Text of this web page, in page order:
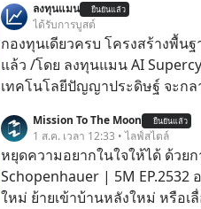
เกิดจากการที่เรามี ‘อิสรภาพ’ แล
มากมาย ซึ่งเมื่อเทียบกับสัตว์แล้ว
ต่างได้ชัดว่าเรามี ‘อำนาจ’ ในก
ใจมากแค่ไหน แต่อิสรภาพ อำนาจ หรือการได้มี
จะรับมือกับความกังวลนี้อย่างไร
แคสต์ 5M EP. นี้ #goodtime #5minutespodcast
#missiontothemoonpodcast
ลงทุนแมน ยืนยันแล้ว
ได้รับการบูสต์
กองทุนเดียวครบ โครงสร้างพื้น
แล้ว /โดย ลงทุนแมน AI
เทคโนโลยีปัญญาประดิษฐ์ จะกล
ชีวิตของผู้คนอย่างยาวนานต่อจา
Mission To The Moon ยืนยันแล้ว
1 ส.ค. เวลา 12:33 • ไลฟ์สไตล์
หยุดความอยากในใจให้ได้ ด้วยก
Schopenhauer | 5M EP.2532
ใหม่ ย้ายเข้าบ้านหลังใหม่ หรือเ